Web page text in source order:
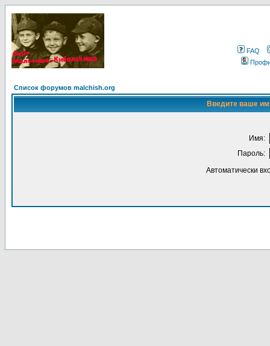
FAQ
Список форумов malchish.org
Введите ваше
Имя:
Пароль:
Автоматически